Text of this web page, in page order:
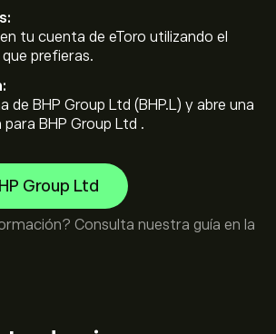
tu cuenta de eToro utilizando el
prefieras.
de BHP Group Ltd (BHP.L) y abre una
BHP Group Ltd .
Group Ltd
Consulta nuestra guía en la